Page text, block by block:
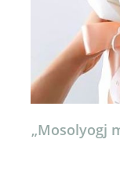
„Mosolyogj